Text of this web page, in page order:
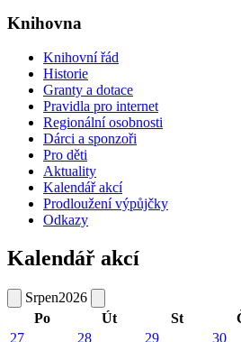
Knihovna
Knihovní řád
Historie
Granty a dotace
Pravidla pro internet
Regionální osobnosti
Dárci a sponzoři
Pro děti
Aktuality
Kalendář akcí
Prodloužení výpůjčky
Odkazy
Kalendář akcí
Srpen2026
Po
Út St
27
28
29
30